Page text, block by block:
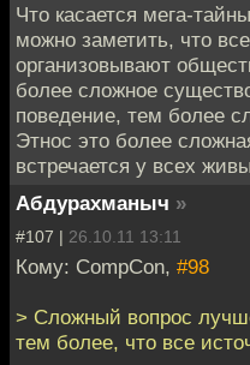
Что касается мега-
можно заметить, что
организовывают
более сложное
поведение, тем более
Этнос это более
встречается у всех
Абдурахманыч »
#107 | 26.10.11 13:11
Кому: CompCon, #98
> Сложный вопрос
тем более, что все